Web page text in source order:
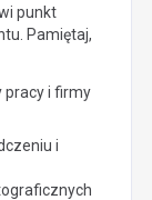
punkt
Pamiętaj,
pracy i firmy
i